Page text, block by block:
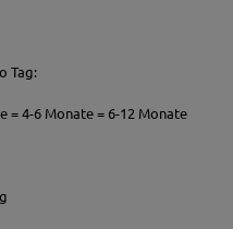
Tag:
= 4-6 Monate = 6-12 Monate